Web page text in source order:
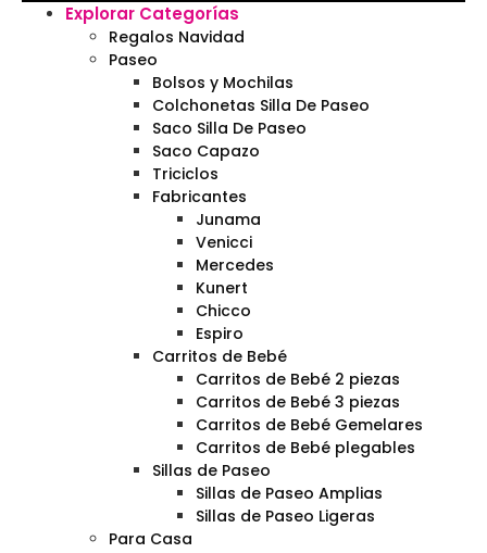
Explorar Categorías
Regalos Navidad
Paseo
Bolsos y Mochilas
Colchonetas Silla De Paseo
Saco Silla De Paseo
Saco Capazo
Triciclos
Fabricantes
Junama
Venicci
Mercedes
Kunert
Chicco
Espiro
Carritos de Bebé
Carritos de Bebé 2 piezas
Carritos de Bebé 3 piezas
Carritos de Bebé Gemelares
Carritos de Bebé plegables
Sillas de Paseo
Sillas de Paseo Amplias
Sillas de Paseo Ligeras
Para Casa